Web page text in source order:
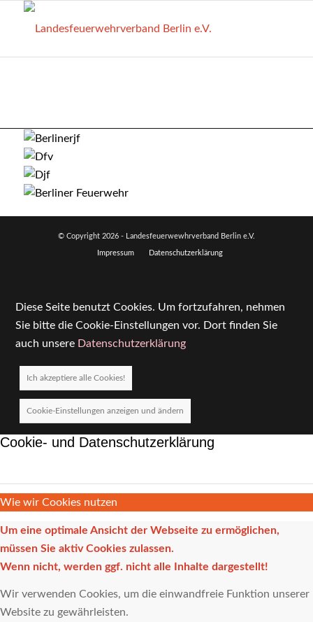
© Copyright 2026 - Landesfeuerwewhrverband Berlin e.V.
Impressum Datenschutzerklärung
Diese Seite benutzt Cookies. Um fortzufahren, nehmen
Sie bitte die Cookie-Einstellungen vor. Dort finden Sie
auch unsere Datenschutzerklärung
Ich akzeptiere alle Cookies!
Cookie-Einstellungen anzeigen und ändern
Cookie- und Datenschutzerklärung
Wie wir Cookies nutzen
Um eine optimale Ansicht der Webseite zu ermöglichen,
müssen Sie aktiv Cookies zulassen.
Wenn nicht, werden ggf. nicht alle Inhalte dargestellt!
Wir verwenden Cookies, um die einwandfreie Funktion unserer
Website zu gewährleisten.